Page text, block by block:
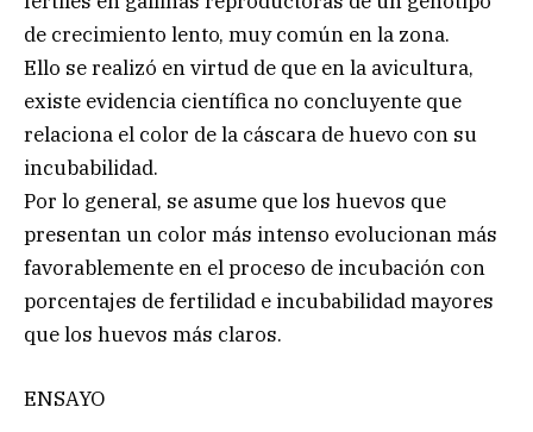
de crecimiento lento, muy común en la zona.
Ello se realizó en virtud de que en la avicultura,
existe evidencia científica no concluyente que
relaciona el color de la cáscara de huevo con su
incubabilidad.
Por lo general, se asume que los huevos que
presentan un color más intenso evolucionan más
favorablemente en el proceso de incubación con
porcentajes de fertilidad e incubabilidad mayores
que los huevos más claros.
ENSAYO